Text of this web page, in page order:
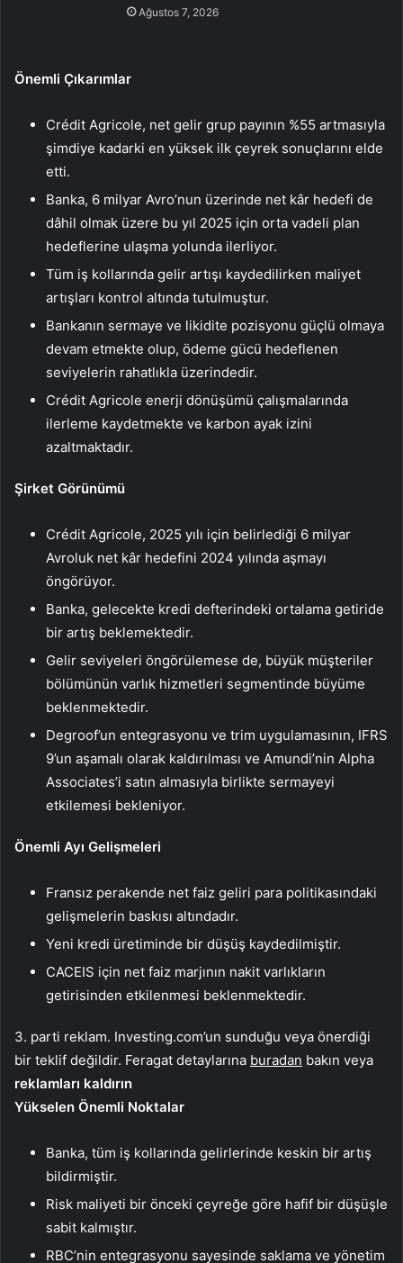
Ağustos 7, 2026
Önemli Çıkarımlar
Crédit Agricole, net gelir grup payının %55 artmasıyla
şimdiye kadarki en yüksek ilk çeyrek sonuçlarını elde
etti.
Banka, 6 milyar Avro’nun üzerinde net kâr hedefi de
dâhil olmak üzere bu yıl 2025 için orta vadeli plan
hedeflerine ulaşma yolunda ilerliyor.
Tüm iş kollarında gelir artışı kaydedilirken maliyet
artışları kontrol altında tutulmuştur.
Bankanın sermaye ve likidite pozisyonu güçlü olmaya
devam etmekte olup, ödeme gücü hedeflenen
seviyelerin rahatlıkla üzerindedir.
Crédit Agricole enerji dönüşümü çalışmalarında
ilerleme kaydetmekte ve karbon ayak izini
azaltmaktadır.
Şirket Görünümü
Crédit Agricole, 2025 yılı için belirlediği 6 milyar
Avroluk net kâr hedefini 2024 yılında aşmayı
öngörüyor.
Banka, gelecekte kredi defterindeki ortalama getiride
bir artış beklemektedir.
Gelir seviyeleri öngörülemese de, büyük müşteriler
bölümünün varlık hizmetleri segmentinde büyüme
beklenmektedir.
Degroof’un entegrasyonu ve trim uygulamasının, IFRS
9’un aşamalı olarak kaldırılması ve Amundi’nin Alpha
Associates’i satın almasıyla birlikte sermayeyi
etkilemesi bekleniyor.
Önemli Ayı Gelişmeleri
Fransız perakende net faiz geliri para politikasındaki
gelişmelerin baskısı altındadır.
Yeni kredi üretiminde bir düşüş kaydedilmiştir.
CACEIS için net faiz marjının nakit varlıkların
getirisinden etkilenmesi beklenmektedir.
3. parti reklam. Investing.com’un sunduğu veya önerdiği
bir teklif değildir. Feragat detaylarına buradan bakın veya
reklamları kaldırın
Yükselen Önemli Noktalar
Banka, tüm iş kollarında gelirlerinde keskin bir artış
bildirmiştir.
Risk maliyeti bir önceki çeyreğe göre hafif bir düşüşle
sabit kalmıştır.
RBC’nin entegrasyonu sayesinde saklama ve yönetim